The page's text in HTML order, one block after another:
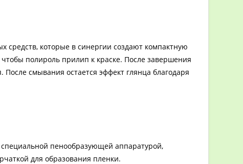
средств, которые в синергии создают компактную
полироль прилип к краске. После завершения
смывания остается эффект глянца благодаря
специальной пенообразующей аппаратурой,
для образования пленки.